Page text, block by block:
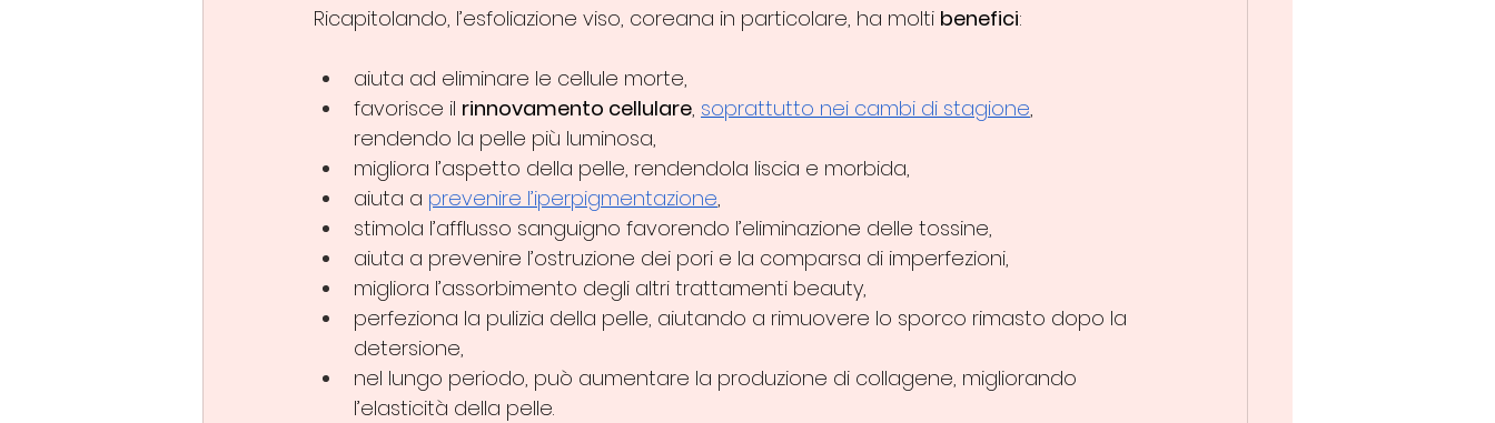
Ricapitolando, l’esfoliazione viso, coreana in particolare, ha molti benefici:
aiuta ad eliminare le cellule morte,
favorisce il rinnovamento cellulare, soprattutto nei cambi di stagione,
rendendo la pelle più luminosa,
migliora l’aspetto della pelle, rendendola liscia e morbida,
aiuta a prevenire l’iperpigmentazione,
stimola l’afflusso sanguigno favorendo l’eliminazione delle tossine,
aiuta a prevenire l’ostruzione dei pori e la comparsa di imperfezioni,
migliora l’assorbimento degli altri trattamenti beauty,
perfeziona la pulizia della pelle, aiutando a rimuovere lo sporco rimasto dopo la
detersione,
nel lungo periodo, può aumentare la produzione di collagene, migliorando
l’elasticità della pelle.